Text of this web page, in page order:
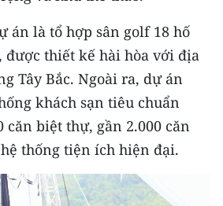
Long
Chí Minh
án là tổ hợp sân golf 18 hố
được thiết kế hài hòa với địa
Tây Bắc. Ngoài ra, dự án
khách sạn tiêu chuẩn
căn biệt thự, gần 2.000 căn
thống tiện ích hiện đại.